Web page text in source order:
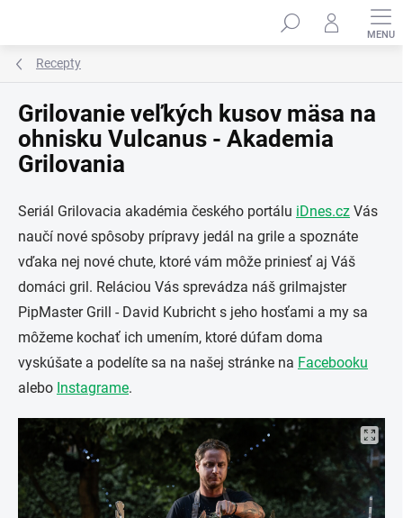
Recepty
Grilovanie veľkých kusov mäsa na
ohnisku Vulcanus - Akademia
Grilovania
Seriál Grilovacia akadémia českého portálu iDnes.cz Vás
naučí nové spôsoby prípravy jedál na grile a spoznáte
vďaka nej nové chute, ktoré vám môže priniesť aj Váš
domáci gril. Reláciou Vás sprevádza náš grilmajster
PipMaster Grill - David Kubricht s jeho hosťami a my sa
môžeme kochať ich umením, ktoré dúfam doma
vyskúšate a podelíte sa na našej stránke na Facebooku
alebo Instagrame.